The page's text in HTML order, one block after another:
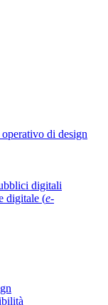
di design
digitali
digitale (e-